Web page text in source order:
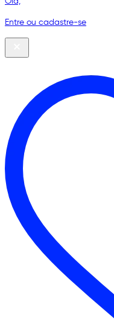
Entre ou cadastre-se